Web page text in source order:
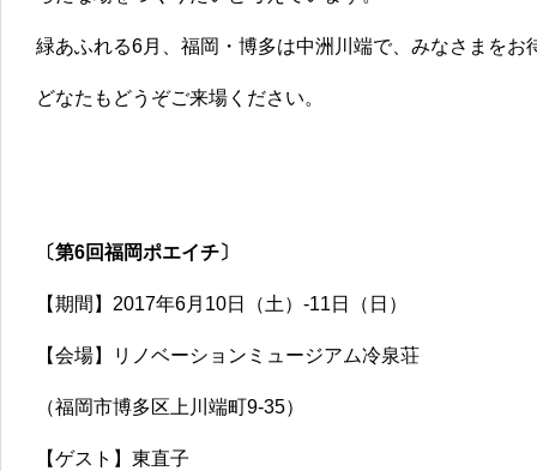
緑あふれる6月、福岡・博多は中洲川端で、みなさまをお
どなたもどうぞご来場ください。
〔第6回福岡ポエイチ〕
【期間】2017年6月10日（土）-11日（日）
【会場】リノベーションミュージアム冷泉荘
（福岡市博多区上川端町9-35）
【ゲスト】東直子